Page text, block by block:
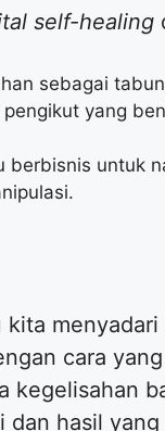
self-healing
sebagai
yang
untuk
kita
cara
kegelisahan
hasil